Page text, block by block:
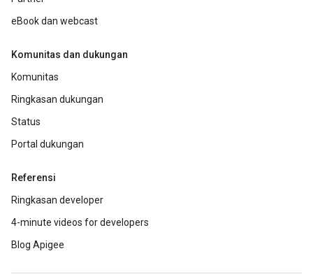
eBook dan webcast
Komunitas dan dukungan
Komunitas
Ringkasan dukungan
Status
Portal dukungan
Referensi
Ringkasan developer
4-minute videos for developers
Blog Apigee